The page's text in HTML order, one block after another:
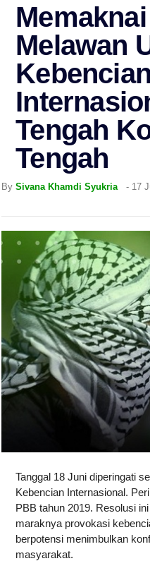
Melawan
Kebencian
Tengah
Tengah
BySivana Khamdi Syukria - 17
Tanggal 18 Juni diperingati
Kebencian Internasional.
PBB tahun 2019. Resolusi
maraknya provokasi
berpotensi menimbulkan
masyarakat.